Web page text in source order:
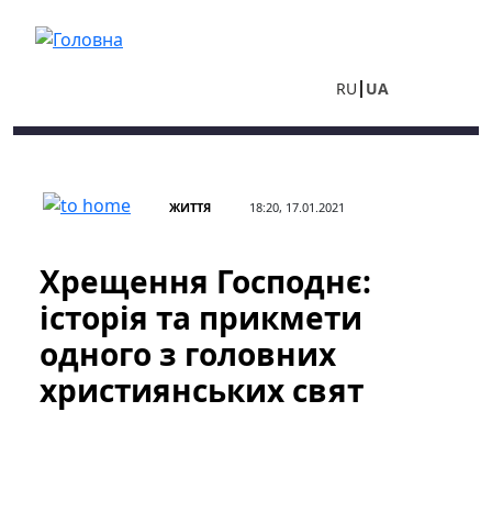
RU UA
ЖИТТЯ 18:20, 17.01.2021
Хрещення Господнє:
історія та прикмети
одного з головних
християнських свят